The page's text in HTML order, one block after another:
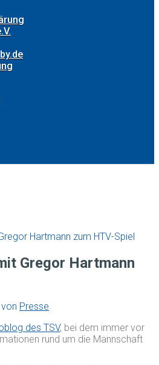
Hartmann zum HTV-Spiel
Gregor Hartmann
Presse
des TSV, bei dem immer vor
rund um die Mannschaft